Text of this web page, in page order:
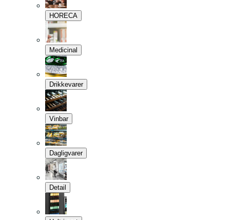
HORECA
Medicinal
Drikkevarer
Vinbar
Dagligvarer
Detail